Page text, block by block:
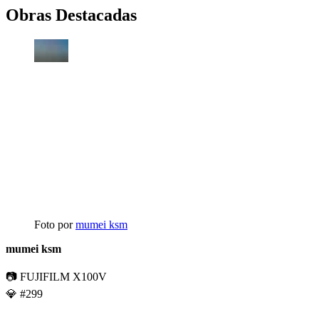
Obras Destacadas
Foto pormumei ksm
mumei ksm
📷 FUJIFILM X100V
💎 #299